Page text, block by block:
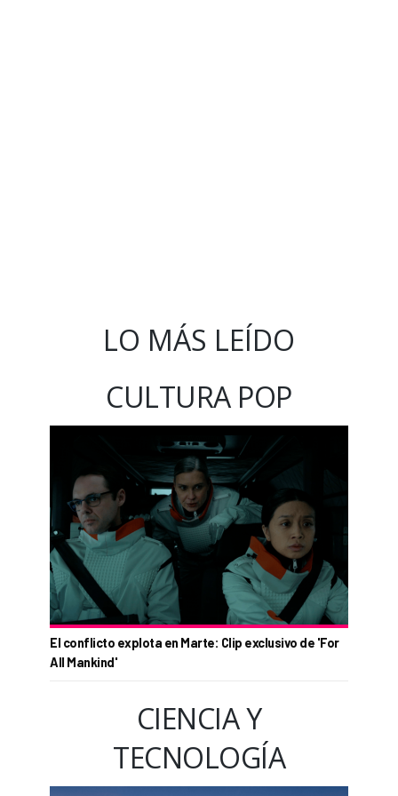
LO MÁS LEÍDO
CULTURA POP
El conflicto explota en Marte: Clip exclusivo de 'For
All Mankind'
CIENCIA Y
TECNOLOGÍA